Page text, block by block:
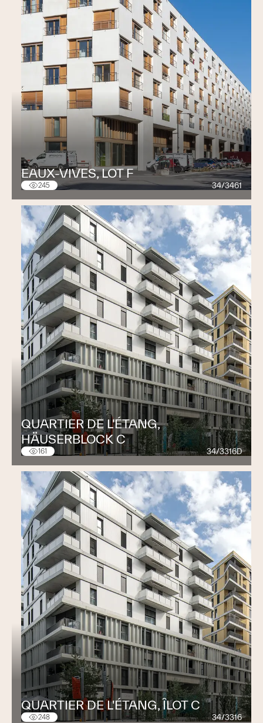
EAUX-VIVES, LOT F
245 34/3461
QUARTIER DE L'ÉTANG,
HÄUSERBLOCK C
161 34/3316D
QUARTIER DE L'ÉTANG, ÎLOT C
248 34/3316